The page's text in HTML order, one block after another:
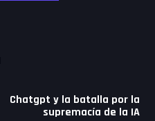
Chatgpt y la batalla por la
supremacía de la IA